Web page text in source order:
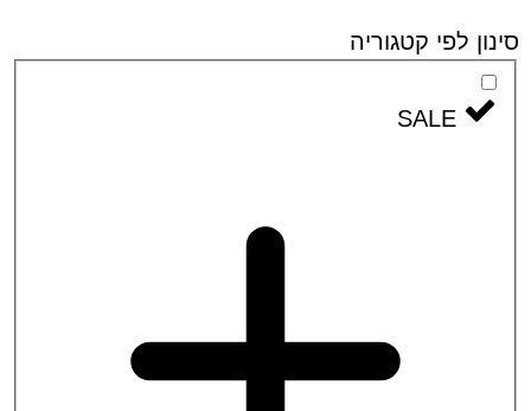
לפי קטגוריה
SALE